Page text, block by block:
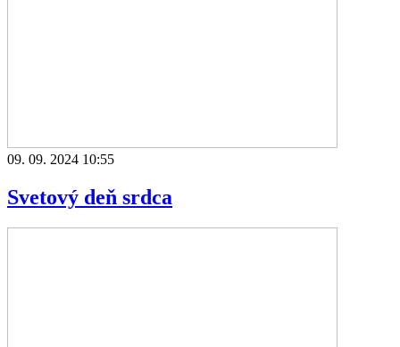
09. 09. 2024 10:55
Svetový deň srdca